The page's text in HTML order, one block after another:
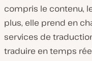
compris le contenu,
plus, elle prend en
services de
traduire en temps